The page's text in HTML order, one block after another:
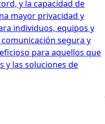
y la capacidad de
mayor privacidad y
individuos, equipos y
segura y
para aquellos que
y las soluciones de